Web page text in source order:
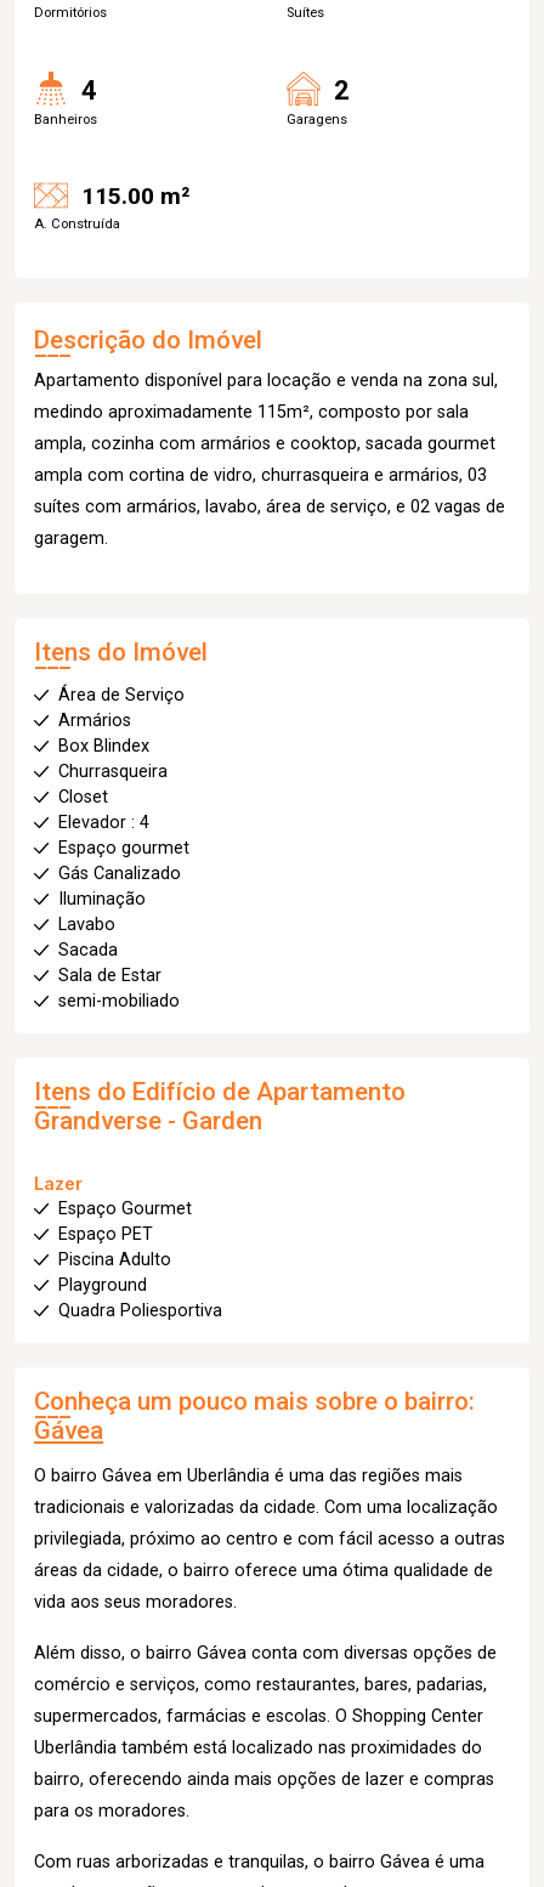
Dormitórios Suítes
4
Banheiros
2
Garagens
115.00 m²
A. Construída
Descrição do Imóvel
Apartamento disponível para locação e venda na zona sul,
medindo aproximadamente 115m², composto por sala
ampla, cozinha com armários e cooktop, sacada gourmet
ampla com cortina de vidro, churrasqueira e armários, 03
suítes com armários, lavabo, área de serviço, e 02 vagas de
garagem.
Itens do Imóvel
Área de Serviço
Armários
Box Blindex
Churrasqueira
Closet
Elevador : 4
Espaço gourmet
Gás Canalizado
Iluminação
Lavabo
Sacada
Sala de Estar
semi-mobiliado
Itens do Edifício de Apartamento
Grandverse - Garden
Lazer
Espaço Gourmet
Espaço PET
Piscina Adulto
Playground
Quadra Poliesportiva
Conheça um pouco mais sobre o bairro:
Gávea
O bairro Gávea em Uberlândia é uma das regiões mais
tradicionais e valorizadas da cidade. Com uma localização
privilegiada, próximo ao centro e com fácil acesso a outras
áreas da cidade, o bairro oferece uma ótima qualidade de
vida aos seus moradores.
Além disso, o bairro Gávea conta com diversas opções de
comércio e serviços, como restaurantes, bares, padarias,
supermercados, farmácias e escolas. O Shopping Center
Uberlândia também está localizado nas proximidades do
bairro, oferecendo ainda mais opções de lazer e compras
para os moradores.
Com ruas arborizadas e tranquilas, o bairro Gávea é uma